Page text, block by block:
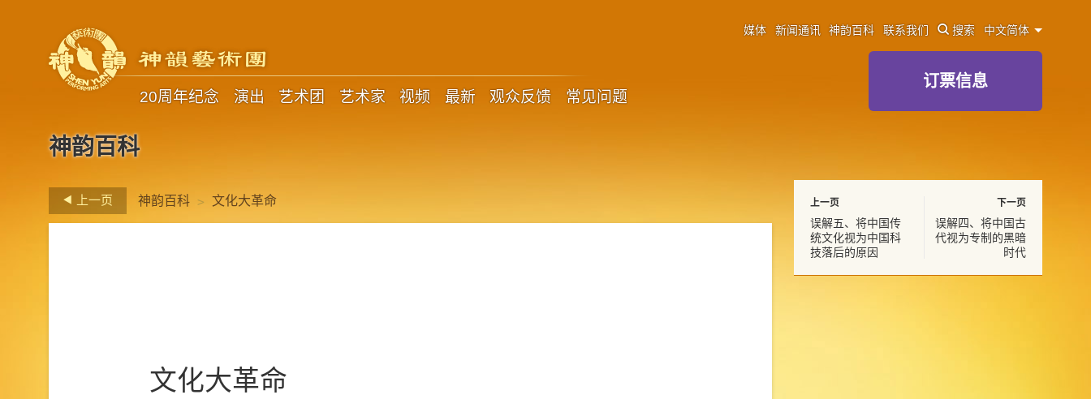
20周年纪念 演出 艺术团 艺术家 视频 最新 观众反馈 常见问题
媒体 新闻通讯 神韵百科 联系我们 搜索 中文简体
订票信息
神韵百科
上一页 神韵百科 > 文化大革命
文化大革命
上一页
误解五、将中国传
统文化视为中国科
技落后的原因
下一页
误解四、将中国古
代视为专制的黑暗
时代